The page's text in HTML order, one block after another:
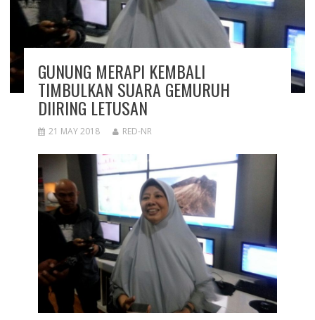
GUNUNG MERAPI KEMBALI
TIMBULKAN SUARA GEMURUH
DIIRING LETUSAN
21 MAY 2018 RED-NR